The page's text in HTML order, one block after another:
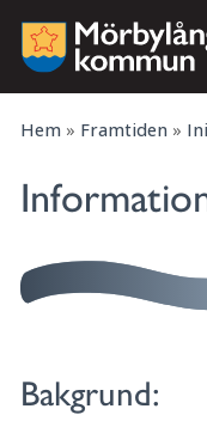
Hem » Framtiden »
Bakgrund: